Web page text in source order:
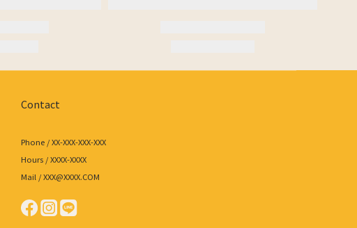
Contact
Phone / XX-XXX-XXX-XXX
Hours / XXXX-XXXX
Mail / XXX@XXXX.COM